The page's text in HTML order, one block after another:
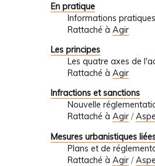
En pratique
Informations
Rattaché à Agir
Les principes
Les quatre axes de
Rattaché à Agir
Infractions et sanctions
Nouvelle
Rattaché à Agir /
Mesures urbanistiques
Plans et de
Rattaché à Agir /